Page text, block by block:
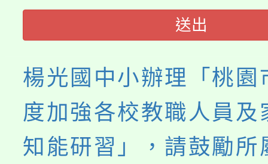
送出
楊光國中小辦理「桃
度加強各校教職人員及
知能研習」，請鼓勵所